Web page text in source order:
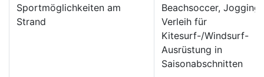
Sportmöglichkeiten am
Strand
Beachsoccer, Jogging;
Verleih für
Kitesurf-/Windsurf-
Ausrüstung in
Saisonabschnitten